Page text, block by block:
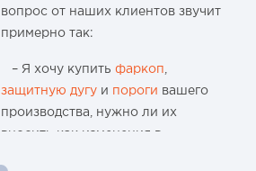
вопрос от наших клиентов звучит
примерно так:
– Я хочу купить фаркоп
защитную дугу и пороги вашего
производства, нужно ли их
вносить как изменения в